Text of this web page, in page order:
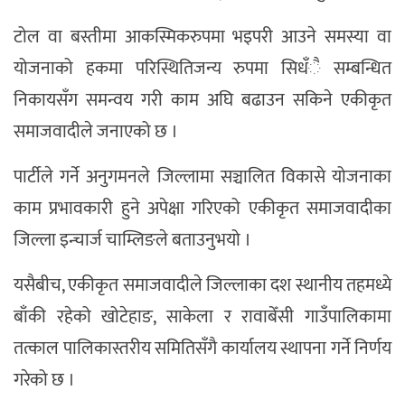
टोल वा बस्तीमा आकस्मिकरुपमा भइपरी आउने समस्या वा
योजनाको हकमा परिस्थितिजन्य रुपमा सिधँै सम्बन्धित
निकायसँग समन्वय गरी काम अघि बढाउन सकिने एकीकृत
समाजवादीले जनाएको छ ।
पार्टीले गर्ने अनुगमनले जिल्लामा सञ्चालित विकासे योजनाका
काम प्रभावकारी हुने अपेक्षा गरिएको एकीकृत समाजवादीका
जिल्ला इन्चार्ज चाम्लिङले बताउनुभयो ।
यसैबीच, एकीकृत समाजवादीले जिल्लाका दश स्थानीय तहमध्ये
बाँकी रहेको खोटेहाङ, साकेला र रावाबेँसी गाउँपालिकामा
तत्काल पालिकास्तरीय समितिसँगै कार्यालय स्थापना गर्ने निर्णय
गरेको छ ।